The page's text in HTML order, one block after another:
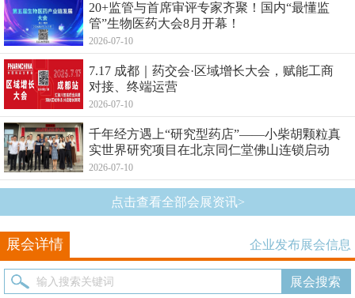
20+监管与首席审评专家齐聚！国内“最懂监
管”生物医药大会8月开幕！
2026-07-10
7.17 成都｜药交会·区域增长大会，赋能工商
对接、终端运营
2026-07-10
千年经方遇上“研究型药店”——小柴胡颗粒真
实世界研究项目在北京同仁堂佛山连锁启动
2026-07-10
点击查看全部会展资讯>
展会详情 企业发布展会信息